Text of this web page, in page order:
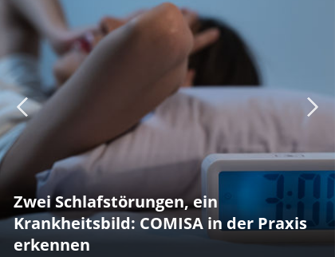
Zwei Schlafstörungen, ein
Krankheitsbild: COMISA in der Praxis
erkennen